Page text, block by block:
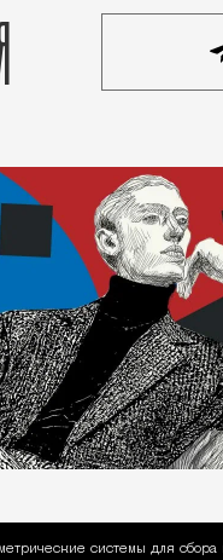
системы для сбора